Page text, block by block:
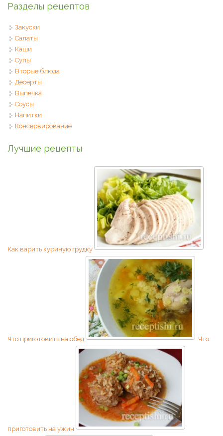
Разделы рецептов
Закуски
Салаты
Каши
Супы
Вторые блюда
Десерты
Выпечка
Соусы
Напитки
Консервирование
Лучшие рецепты
Как варить куриную грудку
Что приготовить на обед Что
приготовить на ужин